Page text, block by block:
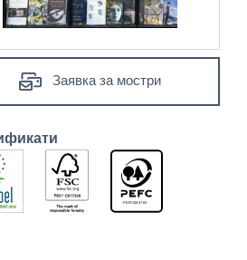
Заявка за мостри